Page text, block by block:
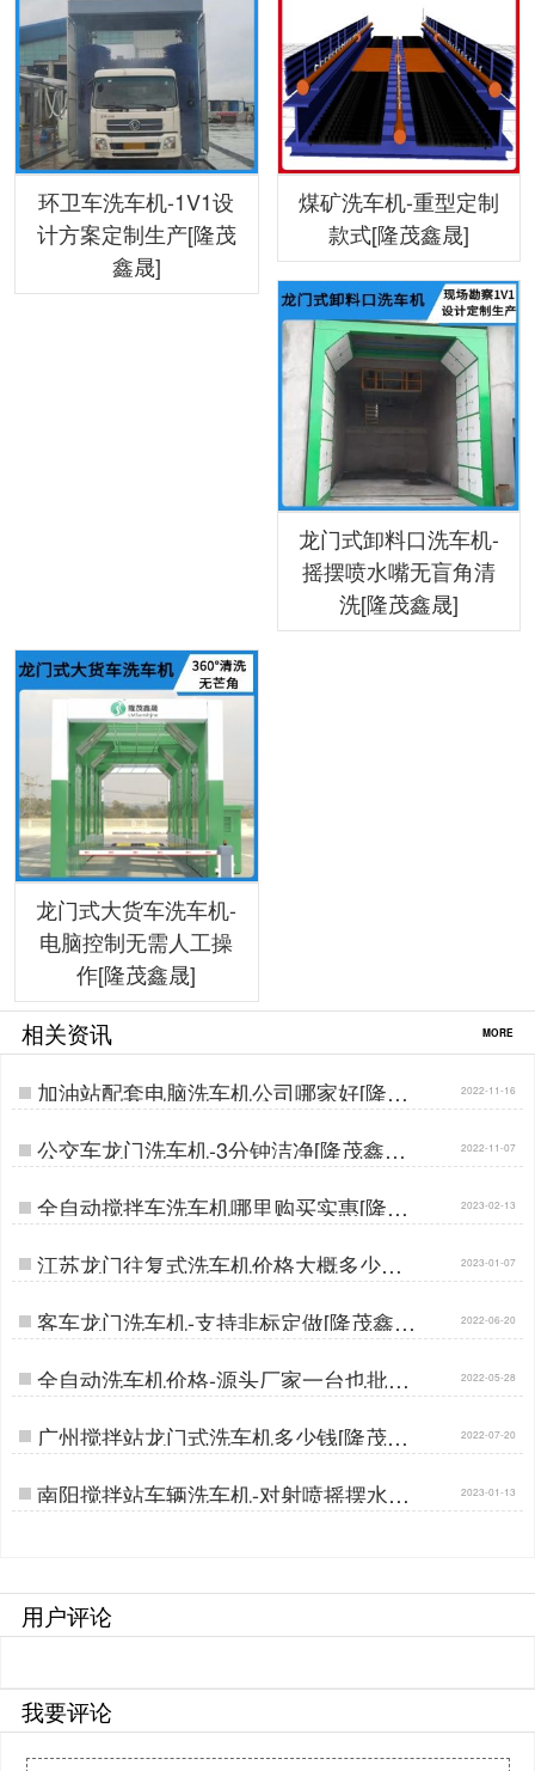
环卫车洗车机-1V1设
计方案定制生产[隆茂
鑫晟]
煤矿洗车机-重型定制
款式[隆茂鑫晟]
龙门式卸料口洗车机-
摇摆喷水嘴无盲角清
洗[隆茂鑫晟]
龙门式大货车洗车机-
电脑控制无需人工操
作[隆茂鑫晟]
相关资讯 MORE
加油站配套电脑洗车机公司哪家好[隆茂
鑫晟]…
2022-11-16
公交车龙门洗车机-3分钟洁净[隆茂鑫晟]
…
2022-11-07
全自动搅拌车洗车机哪里购买实惠[隆茂
鑫晟]…
2023-02-13
江苏龙门往复式洗车机价格大概多少钱
[隆茂鑫晟]…
2023-01-07
客车龙门洗车机-支持非标定做[隆茂鑫
晟]…
2022-06-20
全自动洗车机价格-源头厂家一台也批发
[隆茂鑫晟]…
2022-05-28
广州搅拌站龙门式洗车机多少钱[隆茂鑫
晟]…
2022-07-20
南阳搅拌站车辆洗车机-对射喷摇摆水嘴
清洗无盲角[隆茂鑫晟]…
2023-01-13
用户评论
我要评论